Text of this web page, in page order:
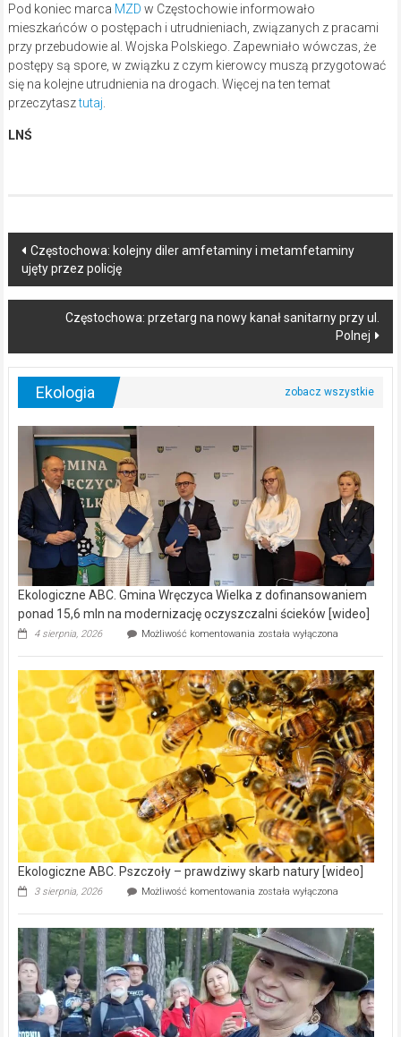
Pod koniec marca MZD w Częstochowie informowało
mieszkańców o postępach i utrudnieniach, związanych z pracami
przy przebudowie al. Wojska Polskiego. Zapewniało wówczas, że
postępy są spore, w związku z czym kierowcy muszą przygotować
się na kolejne utrudnienia na drogach. Więcej na ten temat
przeczytasztutaj
LNŚ
Post
navigation
Częstochowa: kolejny diler amfetaminy i metamfetaminy
ujęty przez policję
Częstochowa: przetarg na nowy kanał sanitarny przy ul.
Polnej
Ekologia
Ekologiczne ABC. Gmina Wręczyca Wielka z dofinansowaniem
ponad 15,6 mln na modernizację oczyszczalni ścieków [wideo]
4 sierpnia, 2026 Możliwość komentowania Ekologiczne
Wręczyca
Wielka
z
dofinansowaniem
ponad
15,6
mln
na
modernizację
oczyszczalni
ścieków
[wideo]
została wyłączona
Ekologiczne ABC. Pszczoły – prawdziwy skarb natury [wideo]
3 sierpnia, 2026 Możliwość komentowania Ekologiczne
–
prawdziwy
skarb
natury
[wideo]
została wyłączona